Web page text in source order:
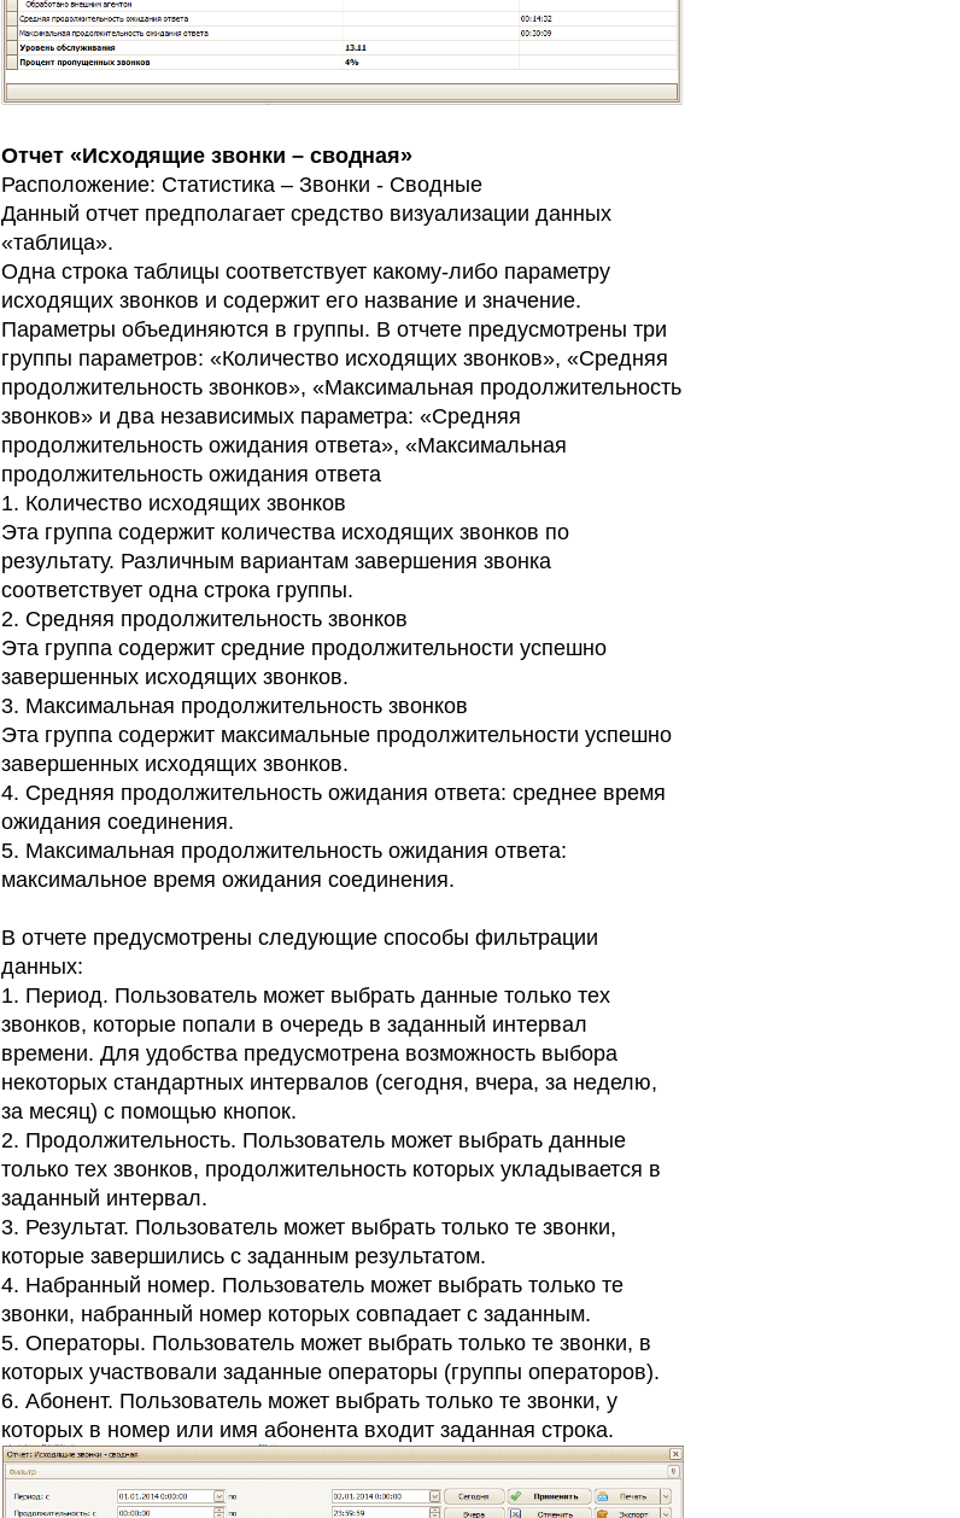
Отчет «Исходящие звонки – сводная»
Расположение: Статистика – Звонки - Сводные
Данный отчет предполагает средство визуализации данных
«таблица».
Одна строка таблицы соответствует какому-либо параметру
исходящих звонков и содержит его название и значение.
Параметры объединяются в группы. В отчете предусмотрены три
группы параметров: «Количество исходящих звонков», «Средняя
продолжительность звонков», «Максимальная продолжительность
звонков» и два независимых параметра: «Средняя
продолжительность ожидания ответа», «Максимальная
продолжительность ожидания ответа
1. Количество исходящих звонков
Эта группа содержит количества исходящих звонков по
результату. Различным вариантам завершения звонка
соответствует одна строка группы.
2. Средняя продолжительность звонков
Эта группа содержит средние продолжительности успешно
завершенных исходящих звонков.
3. Максимальная продолжительность звонков
Эта группа содержит максимальные продолжительности успешно
завершенных исходящих звонков.
4. Средняя продолжительность ожидания ответа: среднее время
ожидания соединения.
5. Максимальная продолжительность ожидания ответа:
максимальное время ожидания соединения.
В отчете предусмотрены следующие способы фильтрации
данных:
1. Период. Пользователь может выбрать данные только тех
звонков, которые попали в очередь в заданный интервал
времени. Для удобства предусмотрена возможность выбора
некоторых стандартных интервалов (сегодня, вчера, за неделю,
за месяц) с помощью кнопок.
2. Продолжительность. Пользователь может выбрать данные
только тех звонков, продолжительность которых укладывается в
заданный интервал.
3. Результат. Пользователь может выбрать только те звонки,
которые завершились с заданным результатом.
4. Набранный номер. Пользователь может выбрать только те
звонки, набранный номер которых совпадает с заданным.
5. Операторы. Пользователь может выбрать только те звонки, в
которых участвовали заданные операторы (группы операторов).
6. Абонент. Пользователь может выбрать только те звонки, у
которых в номер или имя абонента входит заданная строка.